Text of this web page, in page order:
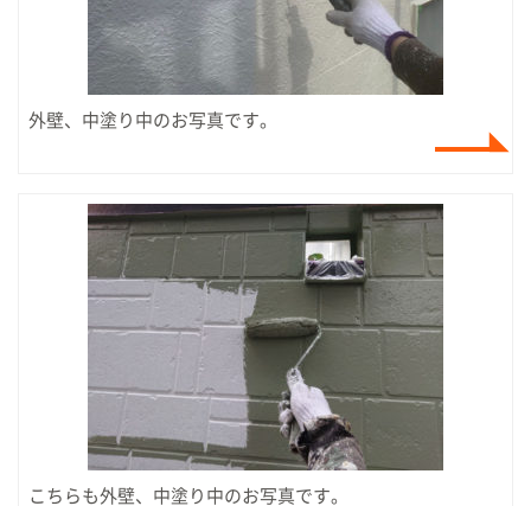
外壁、中塗り中のお写真です。
こちらも外壁、中塗り中のお写真です。